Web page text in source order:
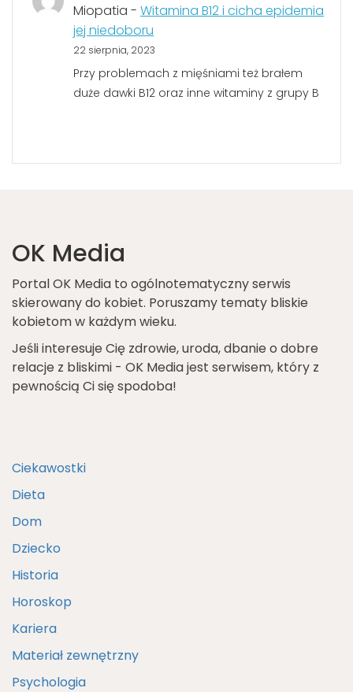
Miopatia - Witamina B12 i cicha epidemia
jej niedoboru
22 sierpnia, 2023
Przy problemach z mięśniami też brałem
duże dawki B12 oraz inne witaminy z grupy B
OK Media
Portal OK Media to ogólnotematyczny serwis
skierowany do kobiet. Poruszamy tematy bliskie
kobietom w każdym wieku.
Jeśli interesuje Cię zdrowie, uroda, dbanie o dobre
relacje z bliskimi - OK Media jest serwisem, który z
pewnością Ci się spodoba!
Ciekawostki
Dieta
Dom
Dziecko
Historia
Horoskop
Kariera
Materiał zewnętrzny
Psychologia